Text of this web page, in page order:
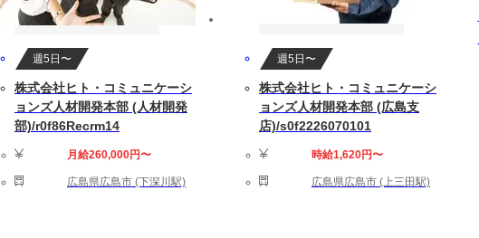
週5日〜
株式会社ヒト・コミュニケーシ
ョンズ人材開発本部 (人材開発
部)/r0f86Recrm14
月給260,000円〜
広島県広島市 (下深川駅)
週5日〜
株式会社ヒト・コミュニケーシ
ョンズ人材開発本部 (広島支
店)/s0f2226070101
時給1,620円〜
広島県広島市 (上三田駅)